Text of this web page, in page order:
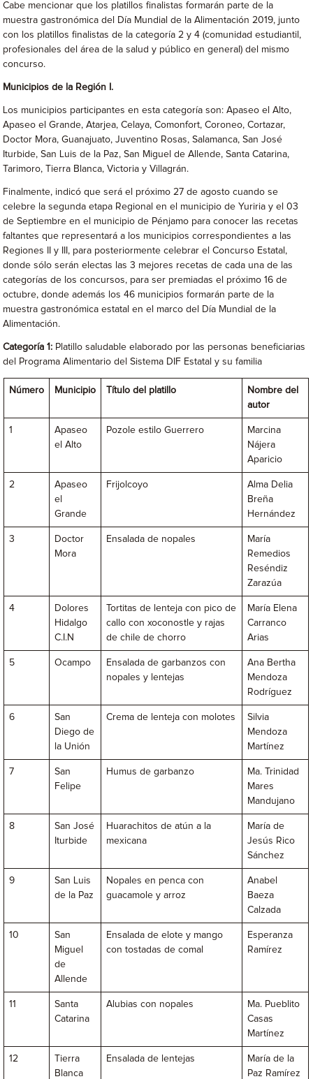
Cabe mencionar que los platillos finalistas formarán parte de la
muestra gastronómica del Día Mundial de la Alimentación 2019, junto
con los platillos finalistas de la categoría 2 y 4 (comunidad estudiantil,
profesionales del área de la salud y público en general) del mismo
concurso.
Municipios de la Región I.
Los municipios participantes en esta categoría son: Apaseo el Alto,
Apaseo el Grande, Atarjea, Celaya, Comonfort, Coroneo, Cortazar,
Doctor Mora, Guanajuato, Juventino Rosas, Salamanca, San José
Iturbide, San Luis de la Paz, San Miguel de Allende, Santa Catarina,
Tarimoro, Tierra Blanca, Victoria y Villagrán.
Finalmente, indicó que será el próximo 27 de agosto cuando se
celebre la segunda etapa Regional en el municipio de Yuriria y el 03
de Septiembre en el municipio de Pénjamo para conocer las recetas
faltantes que representará a los municipios correspondientes a las
Regiones II y III, para posteriormente celebrar el Concurso Estatal,
donde sólo serán electas las 3 mejores recetas de cada una de las
categorías de los concursos, para ser premiadas el próximo 16 de
octubre, donde además los 46 municipios formarán parte de la
muestra gastronómica estatal en el marco del Día Mundial de la
Alimentación.
Categoría 1: Platillo saludable elaborado por las personas beneficiarias
del Programa Alimentario del Sistema DIF Estatal y su familia
Número Municipio Título del platillo
Nombre del
autor
1
Apaseo
el Alto
Pozole estilo Guerrero
Marcina
Nájera
Aparicio
2
Apaseo
el
Grande
Frijolcoyo
Alma Delia
Breña
Hernández
3
Doctor
Mora
Ensalada de nopales
María
Remedios
Reséndiz
Zarazúa
4
Dolores
Hidalgo
C.I.N
Tortitas de lenteja con pico de
callo con xoconostle y rajas
de chile de chorro
María Elena
Carranco
Arias
5 Ocampo
Ensalada de garbanzos con
nopales y lentejas
Ana Bertha
Mendoza
Rodríguez
6
San
Diego de
la Unión
Crema de lenteja con molotes
Silvia
Mendoza
Martínez
7
San
Felipe
Humus de garbanzo
Ma. Trinidad
Mares
Mandujano
8
San José
Iturbide
Huarachitos de atún a la
mexicana
María de
Jesús Rico
Sánchez
9
San Luis
de la Paz
Nopales en penca con
guacamole y arroz
Anabel
Baeza
Calzada
10
San
Miguel
de
Allende
Ensalada de elote y mango
con tostadas de comal
Esperanza
Ramírez
11
Santa
Catarina
Alubias con nopales
Ma. Pueblito
Casas
Martínez
12
Tierra
Blanca
Ensalada de lentejas
María de la
Paz Ramírez